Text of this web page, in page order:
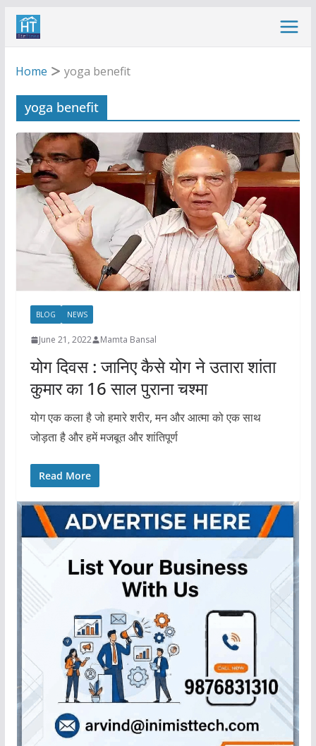
Skip
Home
yoga benefit
yoga benefit
BLOG NEWS
June 21, 2022 Mamta Bansal
योग दिवस : जानिए कैसे योग ने उतारा शांता
कुमार का 16 साल पुराना चश्मा
योग एक कला है जो हमारे शरीर, मन और आत्मा को एक साथ
जोड़ता है और हमें मजबूत और शांतिपूर्ण
Read More